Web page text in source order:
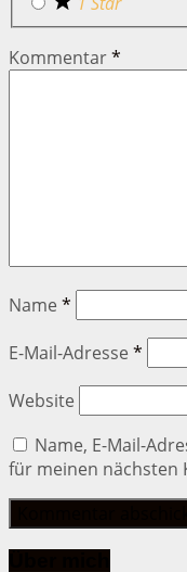
Kommentar*
Name *
E-Mail-Adresse *
Website
Name, E-Mail-
für meinen nächsten